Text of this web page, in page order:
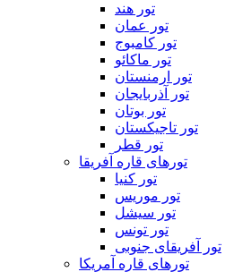
تور هند
تور عمان
تور کامبوج
تور ماکائو
تور ارمنستان
تور آذربایجان
تور بوتان
تور تاجیکستان
تور قطر
تورهای قاره آفریقا
تور کنیا
تور موریس
تور سیشل
تور تونس
تور آفریقای جنوبی
تورهای قاره آمریکا